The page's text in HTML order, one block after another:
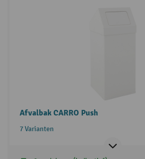
Afvalbak CARRO Push
7 Varianten